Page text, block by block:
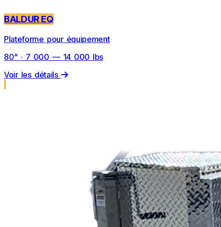
BALDUR EQ
Plateforme pour équipement
80" · 7 000 — 14 000 lbs
Voir les détails